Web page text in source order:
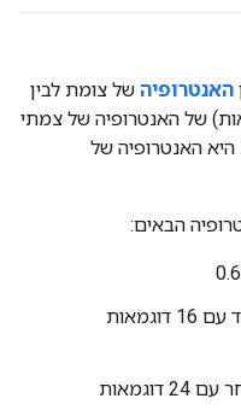
האנטרופיה של צומת לבין
של האנטרופיה של צמתי
האנטרופיה של
הבאים:
האנטרופיה של צומת משני אחד עם 16 דוגמאות
האנטרופיה של צומת צאצא אחר עם 24 דוגמאות